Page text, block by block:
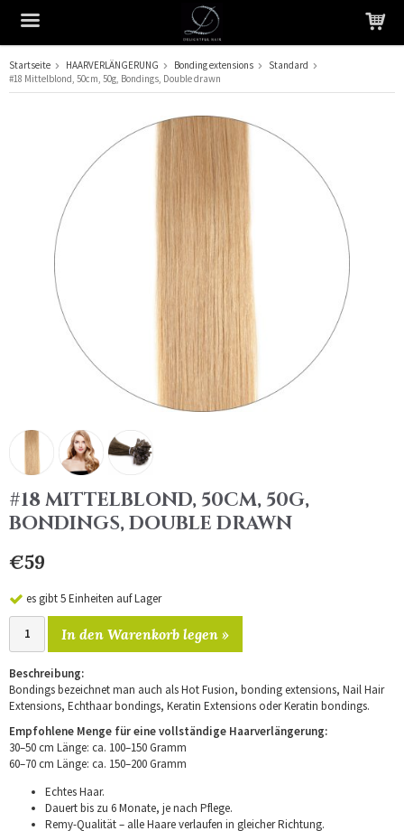
Das Produkt wurde in Ihren Warenkorb gelegt
Startseite HAARVERLÄNGERUNG Bonding extensions
Standard
#18 Mittelblond, 50cm, 50g, Bondings, Double drawn
#18 MITTELBLOND, 50CM, 50G,
BONDINGS, DOUBLE DRAWN
€59
es gibt 5 Einheiten auf Lager
In den Warenkorb legen »
Beschreibung:
Bondings bezeichnet man auch als Hot Fusion, bonding extensions, Nail Hair
Extensions, Echthaar bondings, Keratin Extensions oder Keratin bondings.
Empfohlene Menge für eine vollständige Haarverlängerung:
30–50 cm Länge: ca. 100–150 Gramm
60–70 cm Länge: ca. 150–200 Gramm
Echtes Haar.
Dauert bis zu 6 Monate, je nach Pflege.
Remy-Qualität – alle Haare verlaufen in gleicher Richtung.